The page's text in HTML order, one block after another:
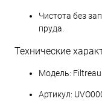
Чистота без
пруда.
Технические
Модель: Filtreau
Артикул: